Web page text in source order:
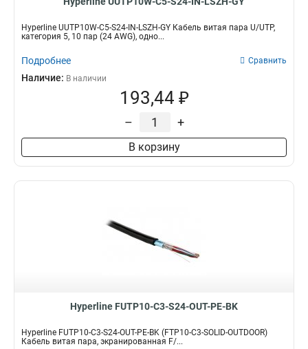
Hyperline UUTP10W-C5-S24-IN-LSZH-GY Кабель витая пара U/UTP,
категория 5, 10 пар (24 AWG), одно...
Подробнее Сравнить
Наличие: В наличии
193,44 ₽
– +
В корзину
Hyperline FUTP10-C3-S24-OUT-PE-BK
Hyperline FUTP10-C3-S24-OUT-PE-BK (FTP10-C3-SOLID-OUTDOOR)
Кабель витая пара, экранированная F/...